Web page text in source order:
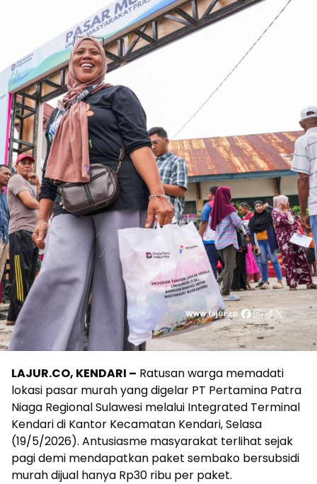
LAJUR.CO, KENDARI – Ratusan warga memadati
lokasi pasar murah yang digelar PT Pertamina Patra
Niaga Regional Sulawesi melalui Integrated Terminal
Kendari di Kantor Kecamatan Kendari, Selasa
(19/5/2026). Antusiasme masyarakat terlihat sejak
pagi demi mendapatkan paket sembako bersubsidi
murah dijual hanya Rp30 ribu per paket.